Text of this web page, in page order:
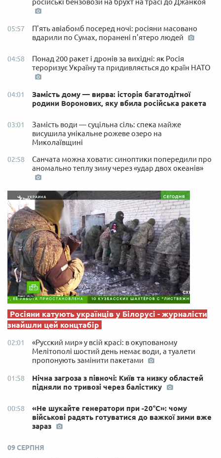
05:57
П'ять авіабомб посеред ночі: росіяни масовано
вдарили по Сумах, поранені п'ятеро людей
04:58
Понад 200 ракет і дронів за вихідні: як Росія
тероризує Україну та придивляється до країн НАТО
04:01
Замість дому — вирва: історія багатодітної
родини Воронових, яку вбила російська ракета
03:01
Замість води — суцільна сіль: спека майже
висушила унікальне рожеве озеро на
Миколаївщині
02:58
Санчата можна ховати: синоптики попередили про
аномально теплу зиму через «удар двох океанів»
Росіяни катують українців у Білорусі - журналісти
знайшли цей концтабір
02:01
«Русский мир» у всій красі: в окупованому
Мелітополі шостий день немає води, а туалети
пропонують замінити пакетами
01:58
Нічна загроза з півночі: Київ та низку областей
підняли по тривозі через балістику
00:58
«Не шукайте генератори при -20°C»: чому
військові радять готуватися до важкої зими вже
зараз
09 СЕРПНЯ